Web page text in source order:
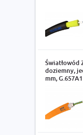
Światłowód
doziemny,
mm, G.657A1